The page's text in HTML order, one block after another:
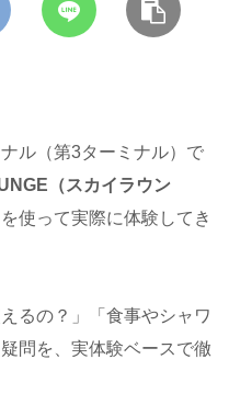
ル（第3ターミナル）で
（スカイラウン
使って実際に体験してき
るの？」「食事やシャワ
問を、実体験ベースで徹